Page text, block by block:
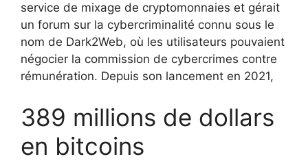
service de mixage de cryptomonnaies et gérait
un forum sur la cybercriminalité connu sous le
nom de Dark2Web, où les utilisateurs pouvaient
négocier la commission de cybercrimes contre
rémunération. Depuis son lancement en 2021,
389 millions de dollars
en bitcoins